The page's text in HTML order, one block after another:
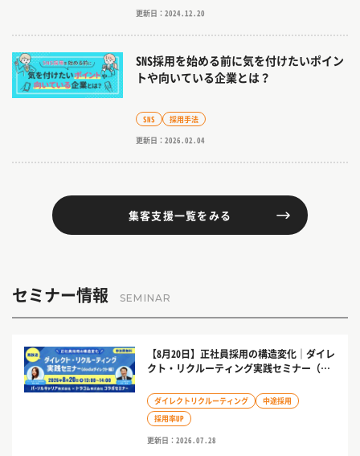
更新日：2024.12.20
SNS採用を始める前に気を付けたいポイン
トや向いている企業とは？
SNS
採用手法
更新日：2026.02.04
集客支援一覧をみる
セミナー情報 SEMINAR
【8月20日】正社員採用の構造変化｜ダイレ
クト・リクルーティング実践セミナー（…
ダイレクトリクルーティング
中途採用
採用率UP
更新日：2026.07.28